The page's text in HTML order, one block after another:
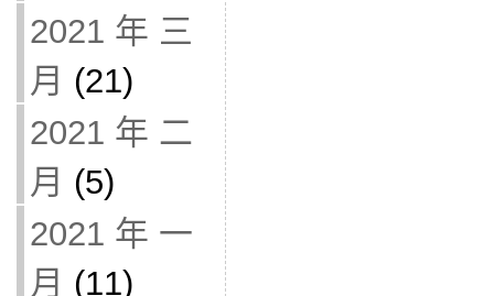
2021 年 三
月 (21)
2021 年 二
月 (5)
2021 年 一
月 (11)